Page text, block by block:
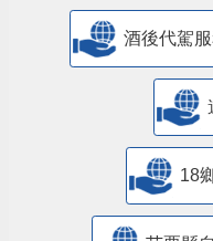
酒後代駕
18